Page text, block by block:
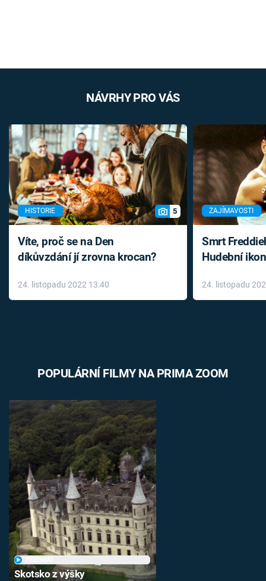
NÁVRHY PRO VÁS
HISTORIE 5
Víte, proč se na Den
díkůvzdání jí zrovna krocan?
24. listopadu 2022 13:40
ZAJÍMAVOSTI
Smrt
Hudební
léky
24. listopadu
POPULÁRNÍ FILMY NA PRIMA ZOOM
Skotsko z výšky